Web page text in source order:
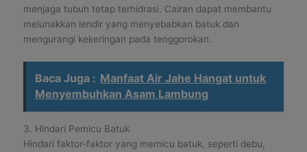
menjaga tubuh tetap terhidrasi. Cairan dapat membantu
melunakkan lendir yang menyebabkan batuk dan
mengurangi kekeringan pada tenggorokan.
Baca Juga : Manfaat Air Jahe Hangat untuk
Menyembuhkan Asam Lambung
3. Hindari Pemicu Batuk
Hindari faktor-faktor yang memicu batuk, seperti debu,